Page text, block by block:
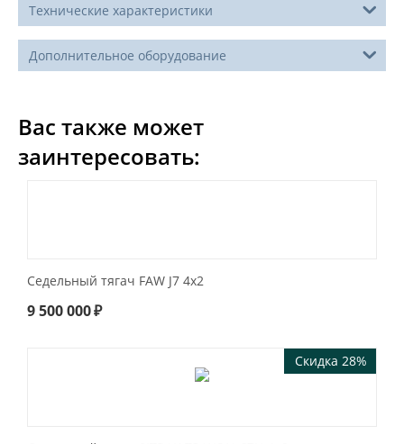
Технические характеристики
Дополнительное оборудование
Вас также может
заинтересовать:
Седельный тягач FAW J7 4x2
9 500 000₽
Скидка 28%